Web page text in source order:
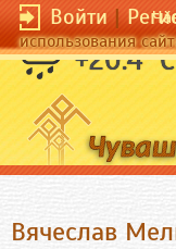
Войти|
использования
+20.4 °C
Вячеслав